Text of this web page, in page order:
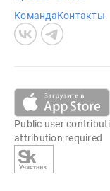
КомандаКонтакты
Public user
attribution required